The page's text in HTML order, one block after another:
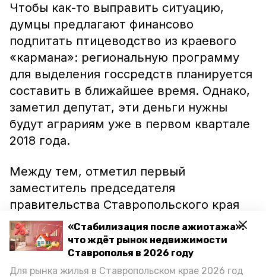
«Стабилизация после ажиотажа»:
что ждёт рынок недвижимости
Ставрополья в 2026 году
Для рынка жилья в Ставропольском крае 2026 год
Чтобы как-то выправить ситуацию,
думцы предлагают финансово
подпитать птицеводство из краевого
«кармана»: региональную программу
для выделения госсредств планируется
составить в ближайшее время. Однако,
заметил депутат, эти деньги нужны
будут аграриям уже в первом квартале
2018 года.
Между тем, отметил первый
заместитель председателя
правительства Ставропольского края
Николай Великдань, птицефабрики не
находятся в кризисном положении, но
кабинет министров уже изыскивает
средства на покрытие части затрат для